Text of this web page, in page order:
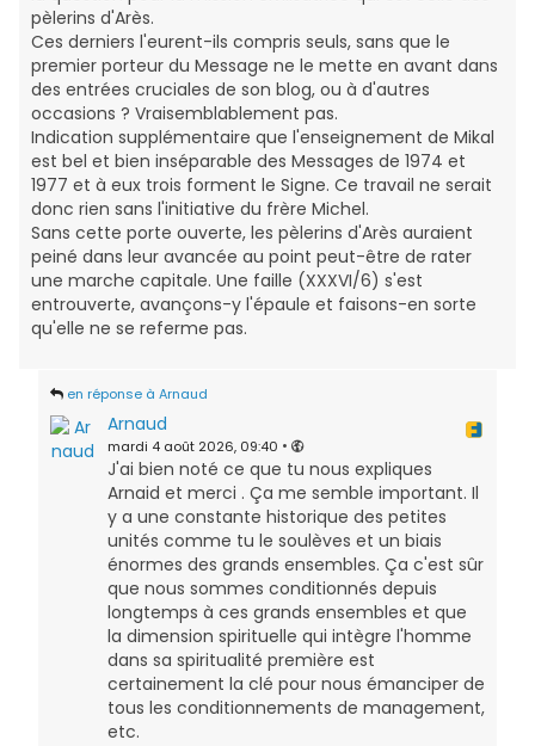
pèlerins d'Arès.
Ces derniers l'eurent-ils compris seuls, sans que le
premier porteur du Message ne le mette en avant dans
des entrées cruciales de son blog, ou à d'autres
occasions ? Vraisemblablement pas.
Indication supplémentaire que l'enseignement de Mikal
est bel et bien inséparable des Messages de 1974 et
1977 et à eux trois forment le Signe. Ce travail ne serait
donc rien sans l'initiative du frère Michel.
Sans cette porte ouverte, les pèlerins d'Arès auraient
peiné dans leur avancée au point peut-être de rater
une marche capitale. Une faille (XXXVI/6) s'est
entrouverte, avançons-y l'épaule et faisons-en sorte
qu'elle ne se referme pas.
en réponse à Arnaud
Arnaud
mardi 4 août 2026, 09:40 •
J'ai bien noté ce que tu nous expliques
Arnaid et merci . Ça me semble important. Il
y a une constante historique des petites
unités comme tu le soulèves et un biais
énormes des grands ensembles. Ça c'est sûr
que nous sommes conditionnés depuis
longtemps à ces grands ensembles et que
la dimension spirituelle qui intègre l'homme
dans sa spiritualité première est
certainement la clé pour nous émanciper de
tous les conditionnements de management,
etc.